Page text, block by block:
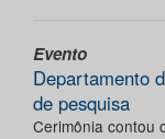
Evento
Departamento
de pesquisa
Cerimônia contou